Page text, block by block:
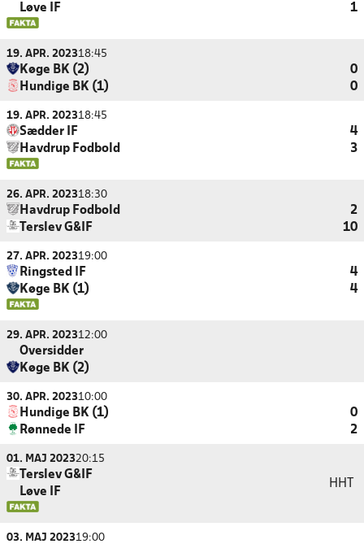
Løve IF 1
19. APR. 202318:45
Køge BK (2)
0
Hundige BK (1)
0
19. APR. 202318:45
Sædder IF
4
Havdrup Fodbold
3
26. APR. 202318:30
Havdrup Fodbold
2
Terslev G&IF
10
27. APR. 202319:00
Ringsted IF
4
Køge BK (1)
4
29. APR. 202312:00
Oversidder
Køge BK (2)
30. APR. 202310:00
Hundige BK (1)
0
Rønnede IF
2
01. MAJ 202320:15
Terslev G&IF
Løve IF
HHT
03. MAJ 202319:00